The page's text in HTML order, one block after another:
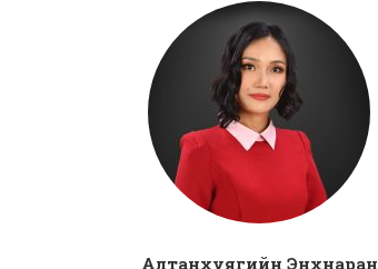
Алтанхуягийн Энхнаран